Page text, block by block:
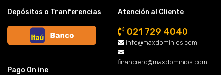
Depósitos o Tranferencias
Pago Online
Atención al Cliente
021 729 4040
info@maxdominios.com
financiero@maxdominios.com